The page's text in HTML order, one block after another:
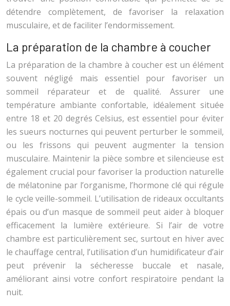
détendre complètement, de favoriser la relaxation
musculaire, et de faciliter l’endormissement.
La préparation de la chambre à coucher
La préparation de la chambre à coucher est un élément
souvent négligé mais essentiel pour favoriser un
sommeil réparateur et de qualité. Assurer une
température ambiante confortable, idéalement située
entre 18 et 20 degrés Celsius, est essentiel pour éviter
les sueurs nocturnes qui peuvent perturber le sommeil,
ou les frissons qui peuvent augmenter la tension
musculaire. Maintenir la pièce sombre et silencieuse est
également crucial pour favoriser la production naturelle
de mélatonine par l’organisme, l’hormone clé qui régule
le cycle veille-sommeil. L’utilisation de rideaux occultants
épais ou d’un masque de sommeil peut aider à bloquer
efficacement la lumière extérieure. Si l’air de votre
chambre est particulièrement sec, surtout en hiver avec
le chauffage central, l’utilisation d’un humidificateur d’air
peut prévenir la sécheresse buccale et nasale,
améliorant ainsi votre confort respiratoire pendant la
nuit.